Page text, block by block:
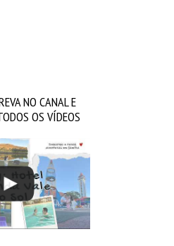
tenham gostado desse post
e até o próximo post
NO CANAL E
OS VÍDEOS